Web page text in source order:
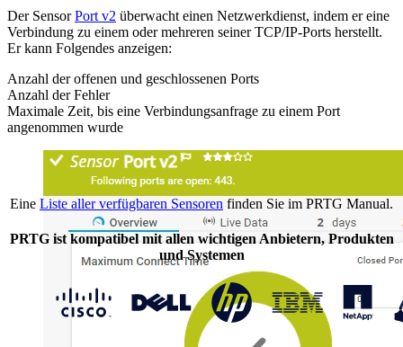
Der SensorPort v2 überwacht einen Netzwerkdienst, indem er eine
Verbindung zu einem oder mehreren seiner TCP/IP-Ports herstellt.
Er kann Folgendes anzeigen:
Anzahl der offenen und geschlossenen Ports
Anzahl der Fehler
Maximale Zeit, bis eine Verbindungsanfrage zu einem Port
angenommen wurde
Eine Liste aller verfügbaren Sensoren finden Sie im PRTG Manual.
PRTG ist kompatibel mit allen wichtigen Anbietern, Produkten
und Systemen